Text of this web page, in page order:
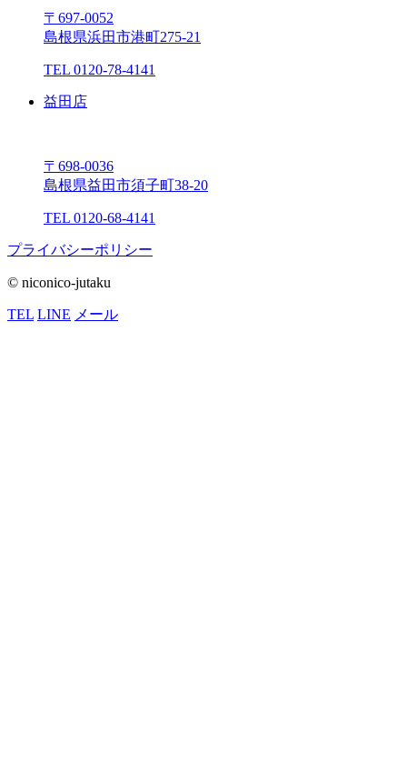
〒697-0052
島根県浜⽥市港町275-21
TEL 0120-78-4141
益⽥店
〒698-0036
島根県益⽥市須⼦町38-20
TEL 0120-68-4141
プライバシーポリシー
© niconico-jutaku
TEL LINE メール